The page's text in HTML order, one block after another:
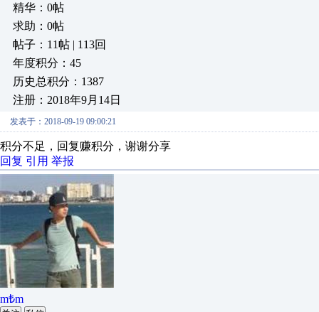
精华：0帖
求助：0帖
帖子：11帖 | 113回
年度积分：45
历史总积分：1387
注册：2018年9月14日
发表于：2018-09-19 09:00:21
积分不足，回复赚积分，谢谢分享
回复 引用 举报
m₺m